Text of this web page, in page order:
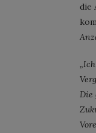
die
Die